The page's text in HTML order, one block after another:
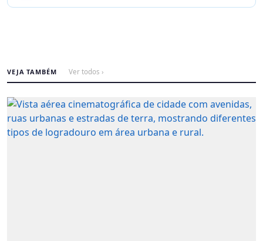
VEJA TAMBÉM Ver todos ›